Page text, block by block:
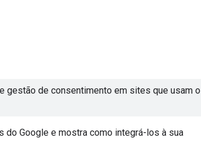
gestão de consentimento em sites que usam o
do Google e mostra como integrá-los à sua